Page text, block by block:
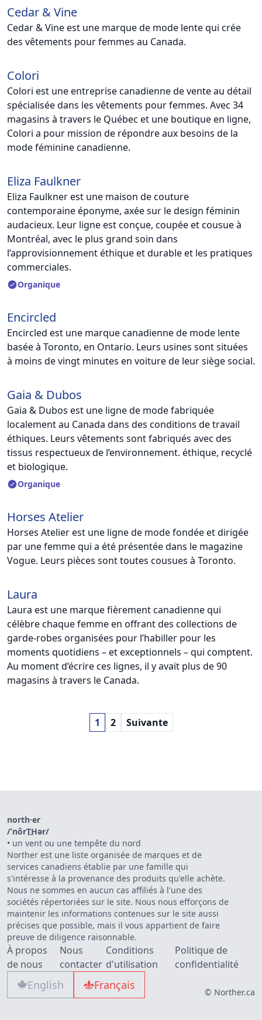
Cedar & Vine
Cedar & Vine est une marque de mode lente qui crée
des vêtements pour femmes au Canada.
Colori
Colori est une entreprise canadienne de vente au détail
spécialisée dans les vêtements pour femmes. Avec 34
magasins à travers le Québec et une boutique en ligne,
Colori a pour mission de répondre aux besoins de la
mode féminine canadienne.
Eliza Faulkner
Eliza Faulkner est une maison de couture
contemporaine éponyme, axée sur le design féminin
audacieux. Leur ligne est conçue, coupée et cousue à
Montréal, avec le plus grand soin dans
l’approvisionnement éthique et durable et les pratiques
commerciales.
Organique
Encircled
Encircled est une marque canadienne de mode lente
basée à Toronto, en Ontario. Leurs usines sont situées
à moins de vingt minutes en voiture de leur siège social.
Gaia & Dubos
Gaia & Dubos est une ligne de mode fabriquée
localement au Canada dans des conditions de travail
éthiques. Leurs vêtements sont fabriqués avec des
tissus respectueux de l’environnement. éthique, recyclé
et biologique.
Organique
Horses Atelier
Horses Atelier est une ligne de mode fondée et dirigée
par une femme qui a été présentée dans le magazine
Vogue. Leurs pièces sont toutes cousues à Toronto.
Laura
Laura est une marque fièrement canadienne qui
célèbre chaque femme en offrant des collections de
garde-robes organisées pour l’habiller pour les
moments quotidiens – et exceptionnels – qui comptent.
Au moment d’écrire ces lignes, il y avait plus de 90
magasins à travers le Canada.
1 2 Suivante
north·er
/ˈnôrT͟Hər/
• un vent ou une tempête du nord
Norther est une liste organisée de marques et de
services canadiens établie par une famille qui
s'intéresse à la provenance des produits qu'elle achète.
Nous ne sommes en aucun cas affiliés à l'une des
sociétés répertoriées sur le site. Nous nous efforçons de
maintenir les informations contenues sur le site aussi
précises que possible, mais il vous appartient de faire
preuve de diligence raisonnable.
À propos
de nous
Nous
contacter
Conditions
d'utilisation
Politique de
confidentialité
English Français
© Norther.ca